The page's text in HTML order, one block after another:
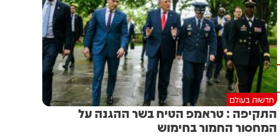
חדשות בעולם
התקיפה : טראמפ הטיח בשר ההגנה על
המחסור החמור בחימוש